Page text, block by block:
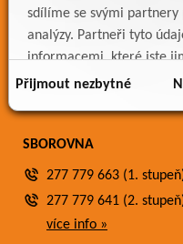
sdílíme se svými
analýzy. Partneři tyto
informacemi, které jste
důsledku toho, že
Přijmout nezbytné
Jídelníček
Meteostanice
SBOROVNA
277 779 663 (1.
277 779 641 (2.
více info »